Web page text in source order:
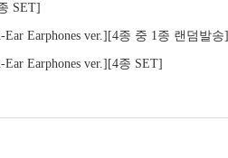
SET]
Earphones ver.][4종 중 1종 랜덤발송]
Earphones ver.][4종 SET]